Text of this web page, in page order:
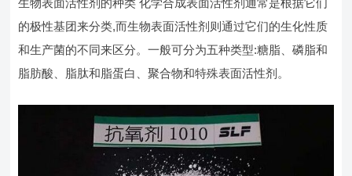
生物表面活性剂的种类 化学合成表面活性剂通常是根据它们
的极性基团来分类,而生物表面活性剂则通过它们的生化性质
和生产菌的不同来区分。一般可分为五种类型:糖脂、磷脂和
脂肪酸、脂肽和脂蛋白、聚合物和特殊表面活性剂。